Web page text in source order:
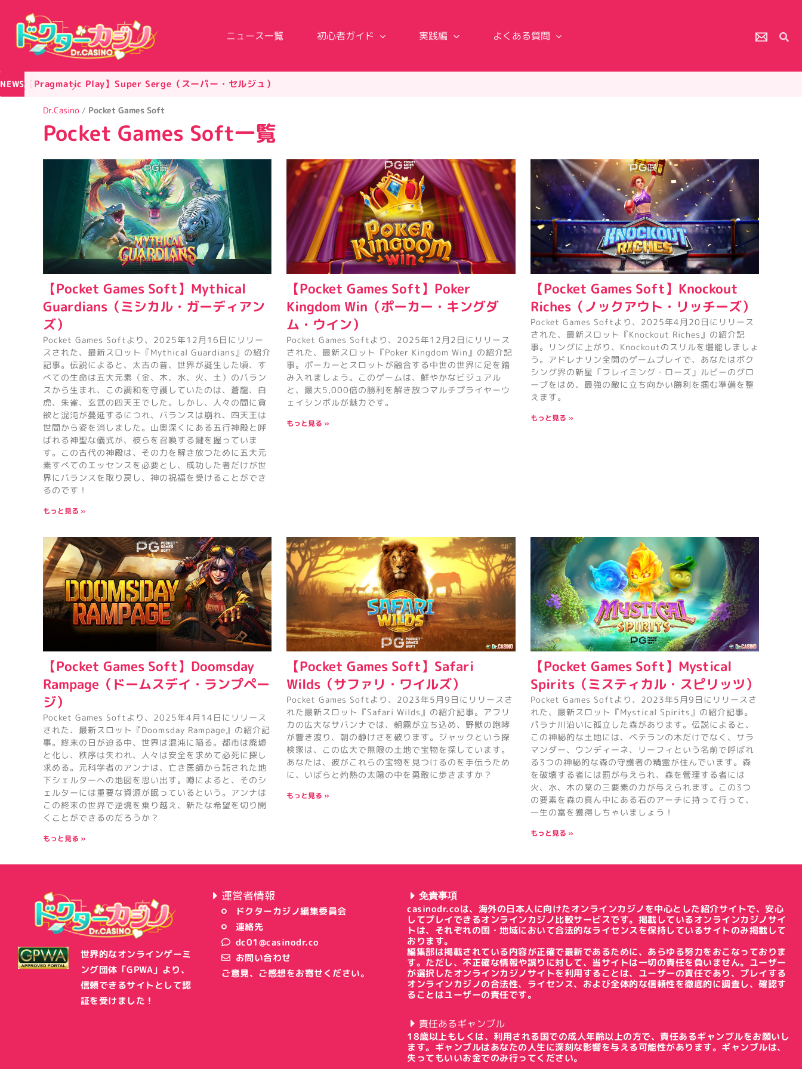
キ
ッ
プ
ニュース一覧 初心者ガイド 実践編 よくある質問
検
NEWS【Pragmatic Play】Super Serge（スーパー・セルジュ）
Dr.Casino / Pocket Games Soft
Pocket Games Soft一覧
【Pocket Games Soft】Mythical
Guardians（ミシカル・ガーディアン
ズ）
Pocket Games Softより、2025年12月16日にリリー
スされた、最新スロット『Mythical Guardians』の紹介
記事。伝説によると、太古の昔、世界が誕生した頃、す
べての生命は五大元素（金、木、水、火、土）のバラン
スから生まれ、この調和を守護していたのは、蒼龍、白
虎、朱雀、玄武の四天王でした。しかし、人々の間に貪
欲と混沌が蔓延するにつれ、バランスは崩れ、四天王は
世間から姿を消しました。山奥深くにある五行神殿と呼
ばれる神聖な儀式が、彼らを召喚する鍵を握っていま
す。この古代の神殿は、その力を解き放つために五大元
素すべてのエッセンスを必要とし、成功した者だけが世
界にバランスを取り戻し、神の祝福を受けることができ
るのです！
もっと見る »
【Pocket Games Soft】Poker
Kingdom Win（ポーカー・キングダ
ム・ウイン）
Pocket Games Softより、2025年12月2日にリリース
された、最新スロット『Poker Kingdom Win』の紹介記
事。ポーカーとスロットが融合する中世の世界に足を踏
み入れましょう。このゲームは、鮮やかなビジュアル
と、最大5,000倍の勝利を解き放つマルチプライヤーウ
ェイシンボルが魅力です。
もっと見る »
【Pocket Games Soft】Knockout
Riches（ノックアウト・リッチーズ）
Pocket Games Softより、2025年4月20日にリリース
された、最新スロット『Knockout Riches』の紹介記
事。リングに上がり、Knockoutのスリルを堪能しましょ
う。アドレナリン全開のゲームプレイで、あなたはボク
シング界の新星「フレイミング・ローズ」ルビーのグロ
ーブをはめ、最強の敵に立ち向かい勝利を掴む準備を整
えます。
もっと見る »
【Pocket Games Soft】Doomsday
Rampage（ドームスデイ・ランプペー
ジ）
Pocket Games Softより、2025年4月14日にリリース
された、最新スロット『Doomsday Rampage』の紹介記
事。終末の日が迫る中、世界は混沌に陥る。都市は廃墟
と化し、秩序は失われ、人々は安全を求めて必死に探し
求める。元科学者のアンナは、亡き医師から託された地
下シェルターへの地図を思い出す。噂によると、そのシ
ェルターには重要な資源が眠っているという。アンナは
この終末の世界で逆境を乗り越え、新たな希望を切り開
くことができるのだろうか？
もっと見る »
【Pocket Games Soft】Safari
Wilds（サファリ・ワイルズ）
Pocket Games Softより、2023年5月9日にリリースさ
れた最新スロット『Safari Wilds』の紹介記事。アフリ
カの広大なサバンナでは、朝霧が立ち込め、野獣の咆哮
が響き渡り、朝の静けさを破ります。ジャックという探
検家は、この広大で無限の土地で宝物を探しています。
あなたは、彼がこれらの宝物を見つけるのを手伝うため
に、いばらと灼熱の太陽の中を勇敢に歩きますか？
もっと見る »
【Pocket Games Soft】Mystical
Spirits（ミスティカル・スピリッツ）
Pocket Games Softより、2023年5月9日にリリースさ
れた、最新スロット『Mystical Spirits』の紹介記事。
パラナ川沿いに孤立した森があります。伝説によると、
この神秘的な土地には、ベテランの木だけでなく、サラ
マンダー、ウンディーネ、リーフィという名前で呼ばれ
る3つの神秘的な森の守護者の精霊が住んでいます。森
を破壊する者には罰が与えられ、森を管理する者には
火、水、木の葉の三要素の力が与えられます。この3つ
の要素を森の真ん中にある石のアーチに持って行って、
一生の富を獲得しちゃいましょう！
もっと見る »
世界的なオンラインゲーミ
ング団体「GPWA」より、
信頼できるサイトとして認
証を受けました！
運営者情報
ドクターカジノ編集委員会
連絡先
dc01@casinodr.co
お問い合わせ
ご意見、ご感想をお寄せください。
免責事項
casinodr.coは、海外の日本人に向けたオンラインカジノを中心とした紹介サイトで、安心
してプレイできるオンラインカジノ比較サービスです。掲載しているオンラインカジノサイ
トは、それぞれの国・地域において合法的なライセンスを保持しているサイトのみ掲載して
おります。
編集部は掲載されている内容が正確で最新であるために、あらゆる努力をおこなっておりま
す。ただし、不正確な情報や誤りに対して、当サイトは一切の責任を負いません。ユーザー
が選択したオンラインカジノサイトを利用することは、ユーザーの責任であり、プレイする
オンラインカジノの合法性、ライセンス、および全体的な信頼性を徹底的に調査し、確認す
ることはユーザーの責任です。
責任あるギャンブル
18歳以上もしくは、利用される国での成人年齢以上の方で、責任あるギャンブルをお願いし
ます。ギャンブルはあなたの人生に深刻な影響を与える可能性があります。ギャンブルは、
失ってもいいお金でのみ行ってください。